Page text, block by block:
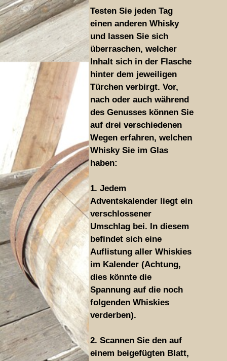
Testen Sie jeden Tag
einen anderen Whisky
und lassen Sie sich
überraschen, welcher
Inhalt sich in der Flasche
hinter dem jeweiligen
Türchen verbirgt. Vor,
nach oder auch während
des Genusses können Sie
auf drei verschiedenen
Wegen erfahren, welchen
Whisky Sie im Glas
haben:
1. Jedem
Adventskalender liegt ein
verschlossener
Umschlag bei. In diesem
befindet sich eine
Auflistung aller Whiskies
im Kalender (Achtung,
dies könnte die
Spannung auf die noch
folgenden Whiskies
verderben).
2. Scannen Sie den auf
einem beigefügten Blatt,